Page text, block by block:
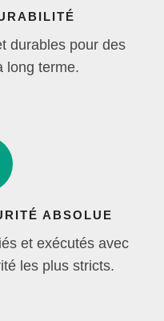
durables pour des
long terme.
ABSOLUE
et exécutés avec
les plus stricts.